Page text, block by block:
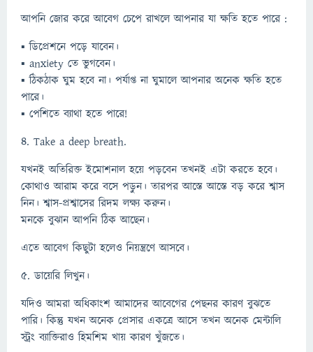
আপনি জোর করে আবেগ চেপে রাখলে আপনার যা ক্ষতি হতে পারে :
▪ ডিপ্রেশনে পড়ে যাবেন।
▪ anxiety তে ভুগবেন।
▪ ঠিকঠাক ঘুম হবে না। পর্যাপ্ত না ঘুমালে আপনার অনেক ক্ষতি হতে
পারে।
▪ পেশিতে ব্যাথা হতে পারে!
৪. Take a deep breath.
যখনই অতিরিক্ত ইমোশনাল হয়ে পড়বেন তখনই এটা করতে হবে।
কোথাও আরাম করে বসে পড়ুন। তারপর আস্তে আস্তে বড় করে শ্বাস
নিন। শ্বাস-প্রশ্বাসের রিদম লক্ষ্য করুন।
মনকে বুঝান আপনি ঠিক আছেন।
এতে আবেগ কিছুটা হলেও নিয়ন্ত্রণে আসবে।
৫. ডায়েরি লিখুন।
যদিও আমরা অধিকাংশ আমাদের আবেগের পেছনর কারণ বুঝতে
পারি। কিন্তু যখন অনেক প্রেসার একত্রে আসে তখন অনেক মেন্টালি
স্ট্রং ব্যাক্তিরাও হিমশিম খায় কারণ খুঁজতে।